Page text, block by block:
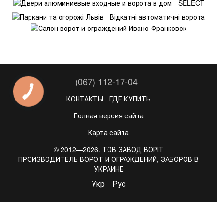
(067) 112-17-04
КОНТАКТЫ - ГДЕ КУПИТЬ
Полная версия сайта
Карта сайта
© 2012—2026. ТОВ ЗАВОД ВОРІТ
ПРОИЗВОДИТЕЛЬ ВОРОТ И ОГРАЖДЕНИЙ, ЗАБОРОВ В
УКРАИНЕ
Укр Рус